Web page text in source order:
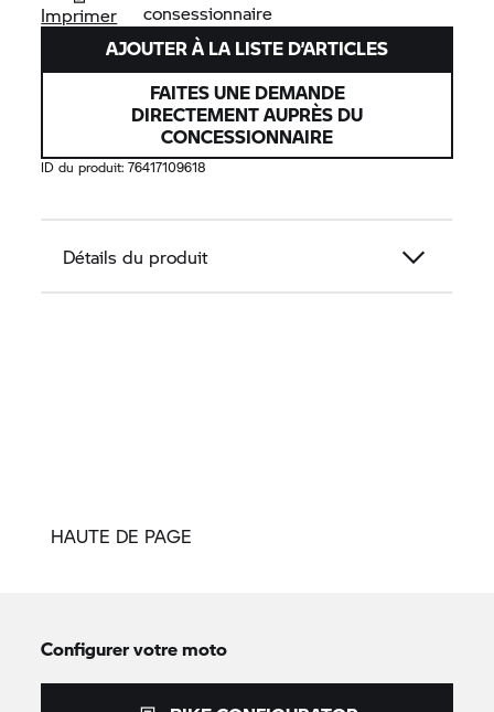
Imprimer
consessionnaire
AJOUTER À LA LISTE D’ARTICLES
FAITES UNE DEMANDE
DIRECTEMENT AUPRÈS DU
CONCESSIONNAIRE
ID du produit:76417109618
Détails du produit
HAUTE DE PAGE
Configurer votre moto